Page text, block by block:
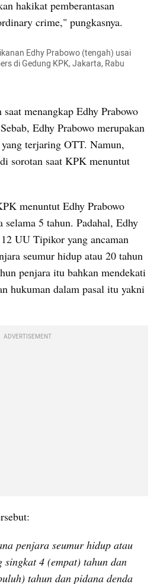
hakikat pemberantasan
crime," pungkasnya.
Edhy Prabowo (tengah) usai
di Gedung KPK, Jakarta, Rabu
menangkap Edhy Prabowo
Edhy Prabowo merupakan
terjaring OTT. Namun,
sorotan saat KPK menuntut
menuntut Edhy Prabowo
selama 5 tahun. Padahal, Edhy
UU Tipikor yang ancaman
seumur hidup atau 20 tahun
penjara itu bahkan mendekati
hukuman dalam pasal itu yakni
ADVERTISEMENT
penjara seumur hidup atau
4 (empat) tahun dan
tahun dan pidana denda